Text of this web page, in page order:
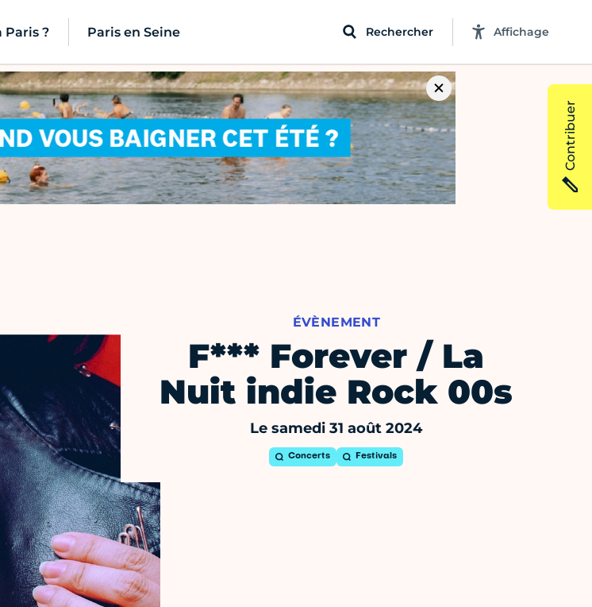
Paris ? Paris en Seine Rechercher Affichage
ÉVÈNEMENT
F*** Forever / La
Nuit indie Rock 00s
Le samedi 31 août 2024
Concerts Festivals
Contribuer